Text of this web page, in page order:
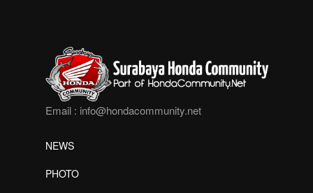
Email : info@hondacommunity.net
NEWS
PHOTO